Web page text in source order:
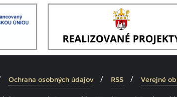
Ochrana osobných údajov RSS Verejné